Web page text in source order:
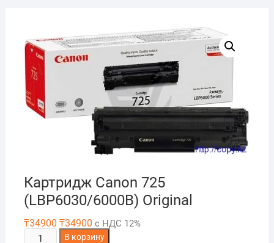
Картридж Canon 725
(LBP6030/6000B) Original
₸34900 ₸34900 с НДС 12%
КоличествоВ корзину